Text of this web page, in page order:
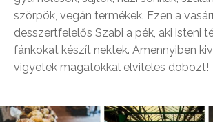
szörpök, vegán termékek. Ezen a
desszertfelelős Szabi a pék, aki isteni
fánkokat készít nektek. Amennyiben
vigyetek magatokkal elviteles dobozt!